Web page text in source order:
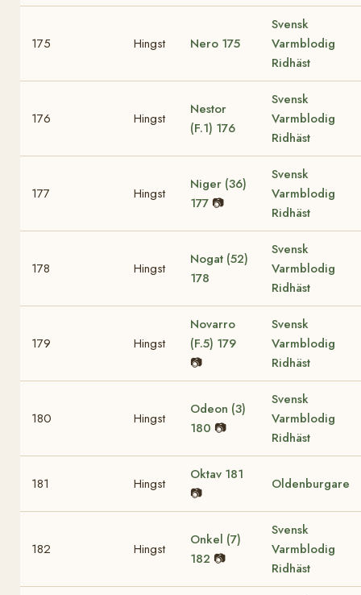
175 Hingst Nero 175
Svensk
Varmblodig
Ridhäst
176 Hingst
Nestor
(F.1) 176
Svensk
Varmblodig
Ridhäst
177 Hingst
Niger (36)
177 📷
Svensk
Varmblodig
Ridhäst
178 Hingst
Nogat (52)
178
Svensk
Varmblodig
Ridhäst
179 Hingst
Novarro
(F.5) 179
📷
Svensk
Varmblodig
Ridhäst
180 Hingst
Odeon (3)
180 📷
Svensk
Varmblodig
Ridhäst
181 Hingst
Oktav 181
📷
Oldenburgare
182 Hingst
Onkel (7)
182 📷
Svensk
Varmblodig
Ridhäst